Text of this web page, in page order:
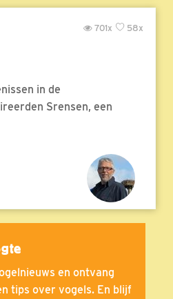
58x
701x
in de
Srensen, een
en ontvang
tips over vogels. En blijf